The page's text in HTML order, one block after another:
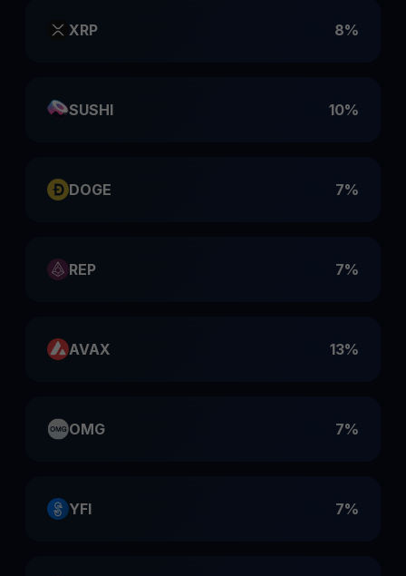
XRP 8%
SUSHI 10%
DOGE 7%
REP 7%
AVAX 13%
OMG 7%
YFI 7%